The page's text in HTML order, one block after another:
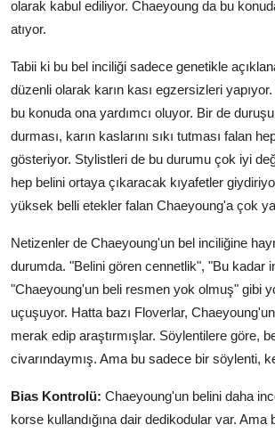
olarak kabul ediliyor. Chaeyoung da bu
atıyor.
Tabii ki bu bel inciliği sadece genetikle
düzenli olarak karın kası egzersizleri
bu konuda ona yardımcı oluyor. Bir de
durması, karın kaslarını sıkı tutması falan
gösteriyor. Stylistleri de bu durumu çok iyi
hep belini ortaya çıkaracak kıyafetler
yüksek belli etekler falan Chaeyoung'a çok
Netizenler de Chaeyoung'un bel inciliğine
durumda. "Belini gören cennetlik", "Bu kadar
"Chaeyoung'un beli resmen yok olmuş" gibi
uçuşuyor. Hatta bazı Floverlar,
merak edip araştırmışlar. Söylentilere göre,
civarındaymış. Ama bu sadece bir söylenti,
Bias Kontrolü: Chaeyoung'un belini daha
korse kullandığına dair dedikodular var. Ama